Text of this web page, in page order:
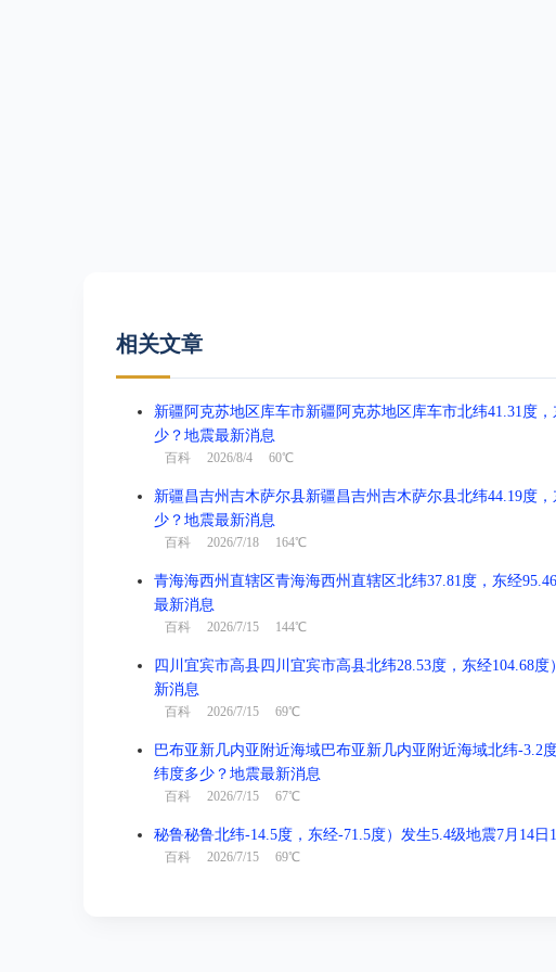
相关文章
新疆阿克苏地区库车市新疆阿克苏地区库车市北纬41.31度
少？地震最新消息
百科 2026/8/4 60℃
新疆昌吉州吉木萨尔县新疆昌吉州吉木萨尔县北纬44.19度
少？地震最新消息
百科 2026/7/18 164℃
青海海西州直辖区青海海西州直辖区北纬37.81度，东经
最新消息
百科 2026/7/15 144℃
四川宜宾市高县四川宜宾市高县北纬28.53度，东经104.68
新消息
百科 2026/7/15 69℃
巴布亚新几内亚附近海域巴布亚新几内亚附近海域北纬-3.2
纬度多少？地震最新消息
百科 2026/7/15 67℃
秘鲁秘鲁北纬-14.5度，东经-71.5度）发生5.4级地震7月14
百科 2026/7/15 69℃